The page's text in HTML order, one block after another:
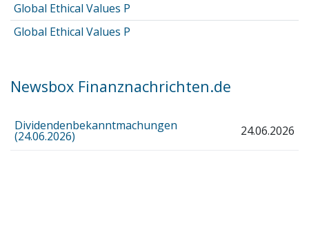
Global Ethical Values P
Global Ethical Values P
Newsbox Finanznachrichten.de
Dividendenbekanntmachungen
(24.06.2026) 24.06.2026